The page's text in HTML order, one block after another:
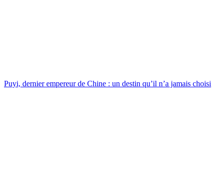
Puyi, dernier empereur de Chine : un destin qu’il n’a jamais choisi